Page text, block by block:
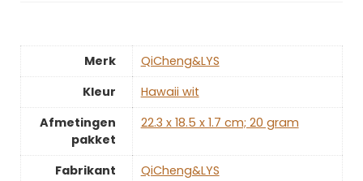
Merk
‎QiCheng&LYS
Kleur
‎Hawaii wit
Afmetingen
pakket
‎22.3 x 18.5 x 1.7 cm; 20 gram
Fabrikant
‎QiCheng&LYS